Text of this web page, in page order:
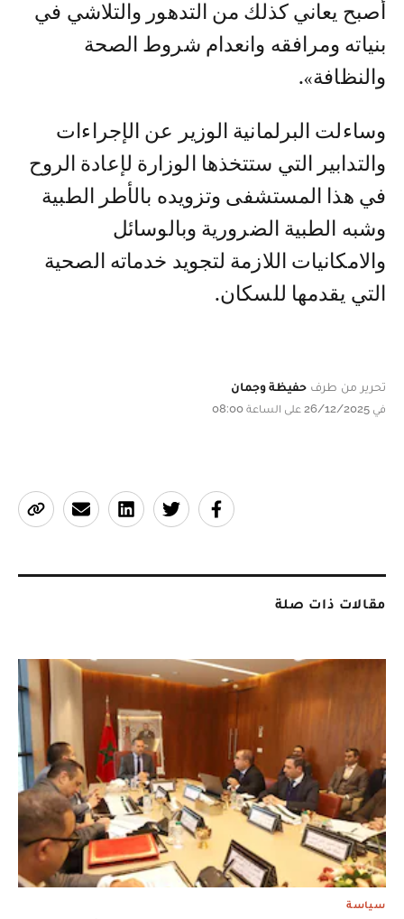
أصبح يعاني كذلك من التدهور والتلاشي في
بنياته ومرافقه وانعدام شروط الصحة
والنظافة».
وساءلت البرلمانية الوزير عن الإجراءات
والتدابير التي ستتخذها الوزارة لإعادة الروح
في هذا المستشفى وتزويده بالأطر الطبية
وشبه الطبية الضرورية وبالوسائل
والامكانيات اللازمة لتجويد خدماته الصحية
التي يقدمها للسكان.
تحرير من طرف حفيظة وجمان
في 26/12/2025 على الساعة 08:00
مقالات ذات صلة
سياسة